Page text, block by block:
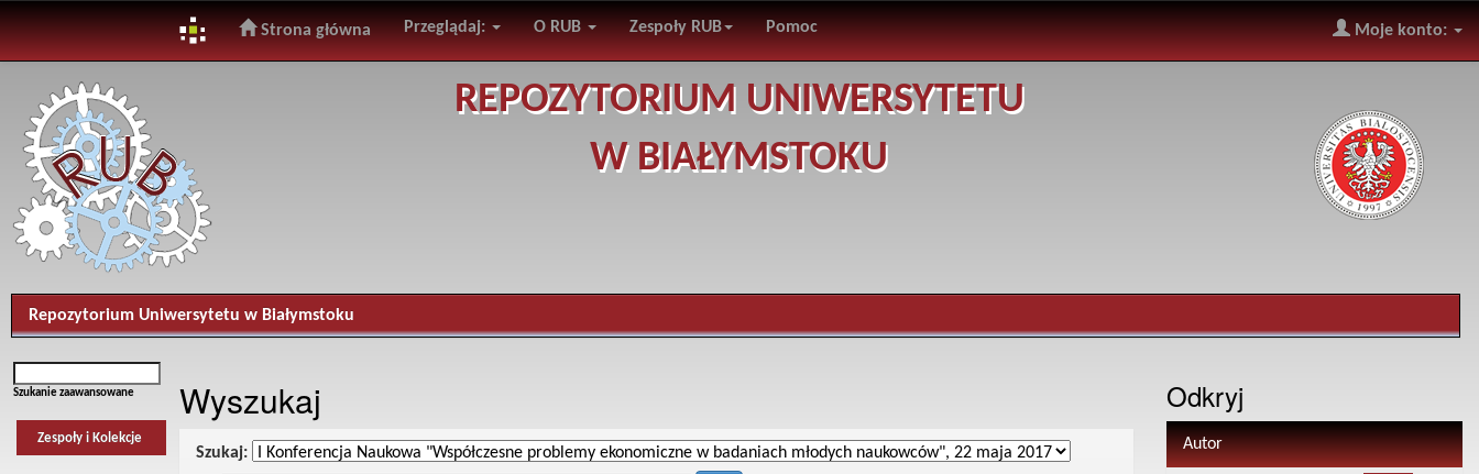
navigation
Strona główna Przeglądaj: O RUB Zespoły RUB Pomoc Moje konto:
REPOZYTORIUM UNIWERSYTETU
W BIAŁYMSTOKU
Repozytorium Uniwersytetu w Białymstoku
Szukanie zaawansowane
Zespoły i Kolekcje
Wyszukaj
Szukaj:
Odkryj
Autor